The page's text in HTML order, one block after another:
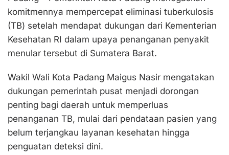
komitmennya mempercepat eliminasi tuberkulosis
(TB) setelah mendapat dukungan dari Kementerian
Kesehatan RI dalam upaya penanganan penyakit
menular tersebut di Sumatera Barat.
Wakil Wali Kota Padang Maigus Nasir mengatakan
dukungan pemerintah pusat menjadi dorongan
penting bagi daerah untuk memperluas
penanganan TB, mulai dari pendataan pasien yang
belum terjangkau layanan kesehatan hingga
penguatan deteksi dini.